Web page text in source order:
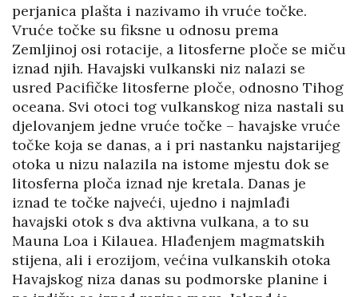
perjanica plašta i nazivamo ih vruće točke.
Vruće točke su fiksne u odnosu prema
Zemljinoj osi rotacije, a litosferne ploče se miču
iznad njih. Havajski vulkanski niz nalazi se
usred Pacifičke litosferne ploče, odnosno Tihog
oceana. Svi otoci tog vulkanskog niza nastali su
djelovanjem jedne vruće točke – havajske vruće
točke koja se danas, a i pri nastanku najstarijeg
otoka u nizu nalazila na istome mjestu dok se
litosferna ploča iznad nje kretala. Danas je
iznad te točke najveći, ujedno i najmlađi
havajski otok s dva aktivna vulkana, a to su
Mauna Loa i Kilauea. Hlađenjem magmatskih
stijena, ali i erozijom, većina vulkanskih otoka
Havajskog niza danas su podmorske planine i